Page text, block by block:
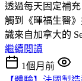
透過每天固定補
觸到《暉福生醫
識來自加拿大的
繼續閱讀
1個月前